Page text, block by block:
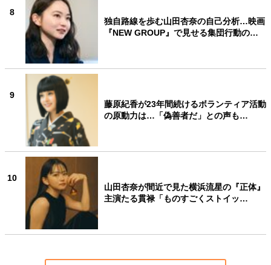
8
独自路線を歩む山田杏奈の自己分析…映画
『NEW GROUP』で見せる集団行動の…
9
藤原紀香が23年間続けるボランティア活動
の原動力は…「偽善者だ」との声も…
10
山田杏奈が間近で見た横浜流星の『正体』
主演たる貫禄「ものすごくストイッ…